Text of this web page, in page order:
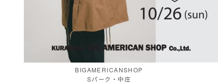
BIGAMERICANSHOP
Sパーク・中庄